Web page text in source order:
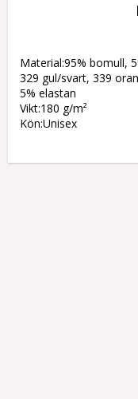
Material:95% bomull,
329 gul/svart, 339
5% elastan
Vikt:180 g/m²
Kön:Unisex